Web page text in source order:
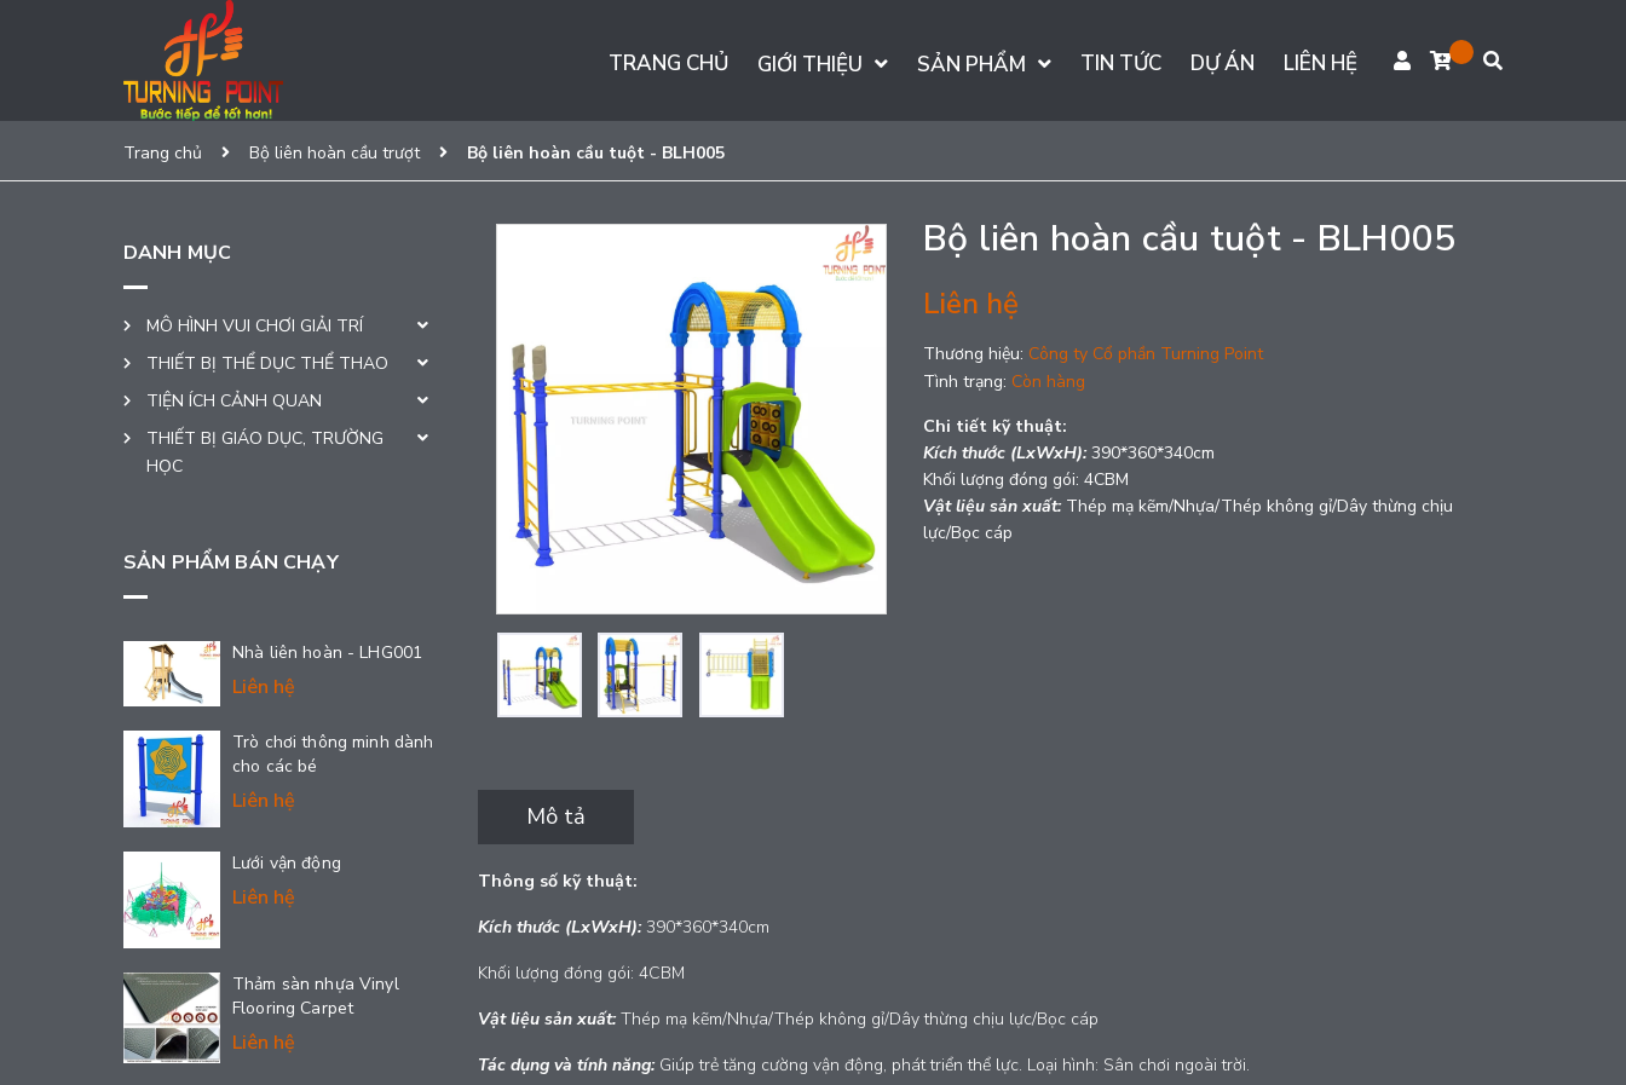
TRANG CHỦ GIỚI THIỆU SẢN PHẨM TIN TỨC DỰ ÁN LIÊN HỆ
Trang chủ Bộ liên hoàn cầu trượt Bộ liên hoàn cầu tuột - BLH005
Bộ liên hoàn cầu tuột - BLH005
Liên hệ
Thương hiệu: Công ty Cổ phần Turning Point
Tình trạng: Còn hàng
Chi tiết kỹ thuật:
Kích thước (LxWxH):390*360*340cm
Khối lượng đóng gói: 4CBM
Vật liệu sản xuất: Thép mạ kẽm/Nhựa/Thép không gỉ/Dây thừng chịu
lực/Bọc cáp
Mô tả
Thông số kỹ thuật:
Kích thước (LxWxH): 390*360*340cm
Khối lượng đóng gói: 4CBM
Vật liệu sản xuất:Thép mạ kẽm/Nhựa/Thép không gỉ/Dây thừng chịu lực/Bọc cáp
Tác dụng và tính năng: Giúp trẻ tăng cường vận động, phát triển thể lực. Loại hình: Sân chơi ngoài trời.
DANH MỤC
MÔ HÌNH VUI CHƠI GIẢI TRÍ
THIẾT BỊ THỂ DỤC THỂ THAO
TIỆN ÍCH CẢNH QUAN
THIẾT BỊ GIÁO DỤC, TRƯỜNG
HỌC
SẢN PHẨM BÁN CHẠY
Nhà liên hoàn - LHG001
Liên hệ
Trò chơi thông minh dành
cho các bé
Liên hệ
Lưới vận động
Liên hệ
Thảm sàn nhựa Vinyl
Flooring Carpet
Liên hệ